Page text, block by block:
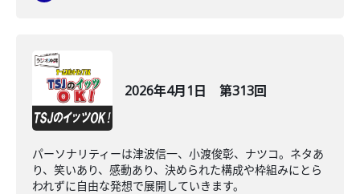
2026年4月1日 第313回
パーソナリティーは津波信一、小渡俊彰、ナツコ。ネタあ
り、笑いあり、感動あり、決められた構成や枠組みにとら
われずに自由な発想で展開していきます。